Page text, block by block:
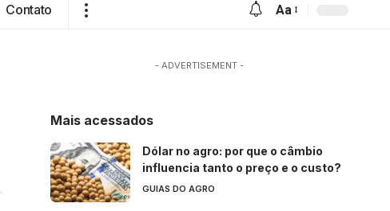
Contato Aa
- ADVERTISEMENT -
Mais acessados
Dólar no agro: por que o câmbio
influencia tanto o preço e o custo?
GUIAS DO AGRO